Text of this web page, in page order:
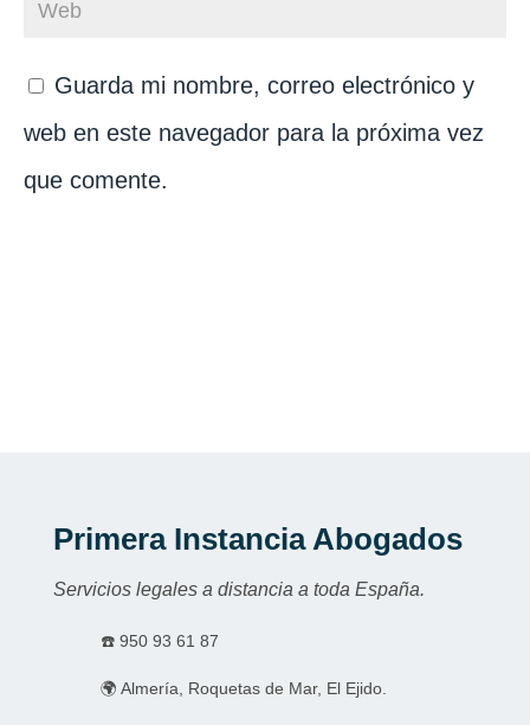
Guarda mi nombre, correo electrónico y
web en este navegador para la próxima vez
que comente.
Primera Instancia Abogados
Servicios legales a distancia a toda España.
☎️ 950 93 61 87
🌍 Almería, Roquetas de Mar, El Ejido.